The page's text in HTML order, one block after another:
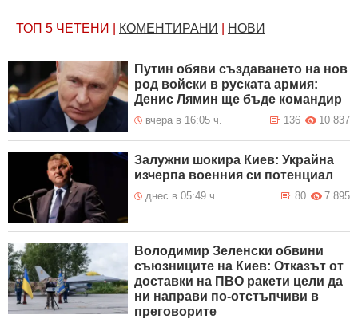
ТОП 5 ЧЕТЕНИ КОМЕНТИРАНИ НОВИ
Путин обяви създаването на нов
род войски в руската армия:
Денис Лямин ще бъде командир
вчера в 16:05 ч. 10 837
136
Залужни шокира Киев: Украйна
изчерпа военния си потенциал
днес в 05:49 ч. 7 895
80
Володимир Зеленски обвини
съюзниците на Киев: Отказът от
доставки на ПВО ракети цели да
ни направи по-отстъпчиви в
преговорите